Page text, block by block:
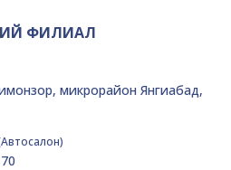
ФИЛИАЛ
микрорайон Янгиабад,